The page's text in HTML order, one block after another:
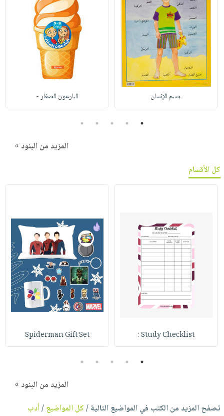
جسم الإنسان البارعون الصغار -
1
2
3
4
5
المزيد من البنود »
كل الأقسام
Study Checklist :
Spiderman Gift Set
1
2
3
4
5
المزيد من البنود »
تصفح المزيد من الكتب في المواضيع التالية /كل المواضيع/أدب